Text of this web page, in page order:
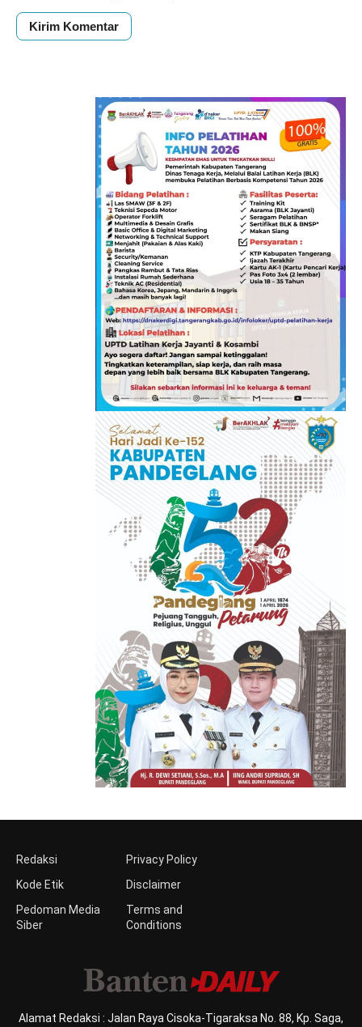
Redaksi
Kode Etik
Pedoman Media
Siber
Privacy Policy
Disclaimer
Terms and
Conditions
Alamat Redaksi : Jalan Raya Cisoka-Tigaraksa No. 88, Kp. Saga,